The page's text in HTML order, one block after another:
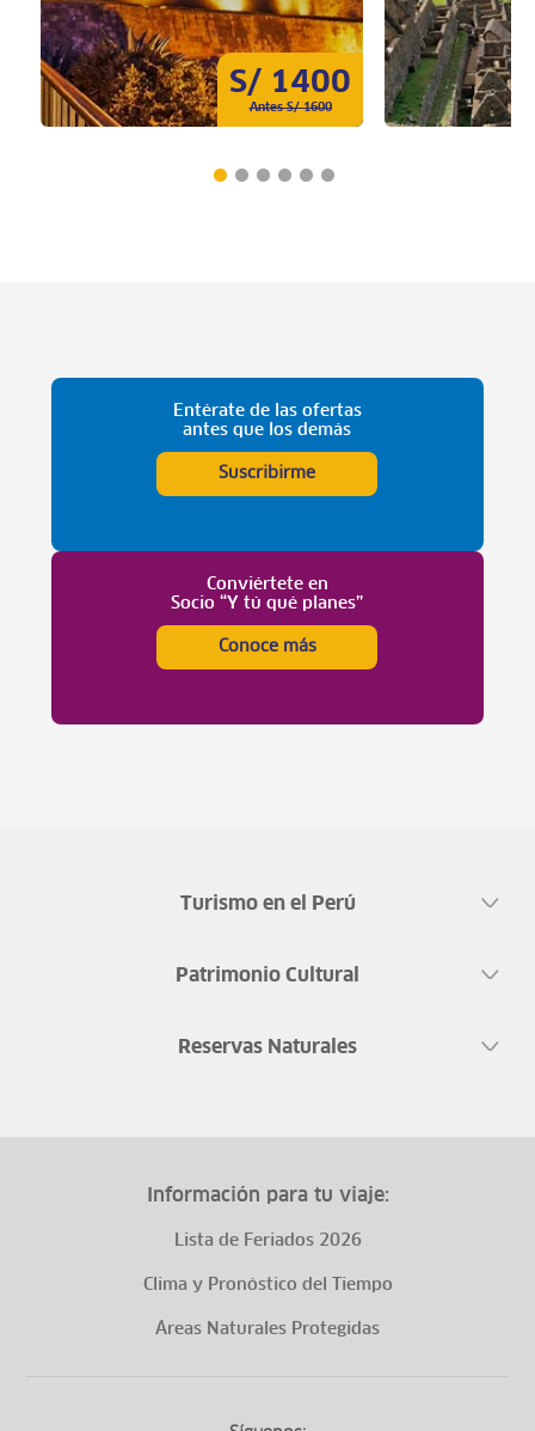
S/ 1400
Antes S/ 1600
Entérate de las ofertas
antes que los demás
Suscribirme
Conviértete en
Socio “Y tú qué planes”
Conoce más
Turismo en el Perú
Patrimonio Cultural
Reservas Naturales
Información para tu viaje:
Lista de Feriados 2026
Clima y Pronóstico del Tiempo
Áreas Naturales Protegidas